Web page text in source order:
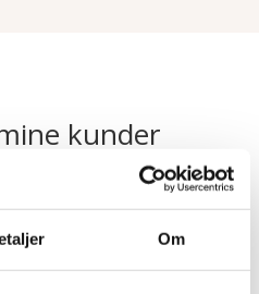
Om
kunder
en fantastisk